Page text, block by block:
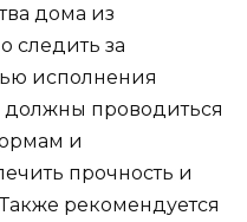
дома из
следить за
исполнения
должны проводиться
и
прочность и
рекомендуется